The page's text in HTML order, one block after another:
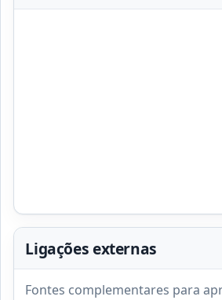
Ligações externas
Fontes complementares para